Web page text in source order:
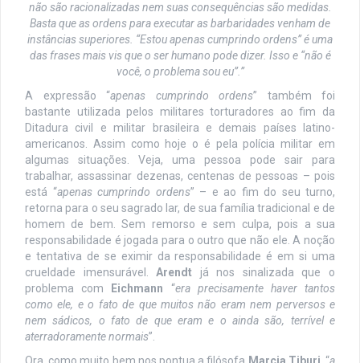
não são racionalizadas nem suas consequências são medidas.
Basta que as ordens para executar as barbaridades venham de
instâncias superiores. “Estou apenas cumprindo ordens” é uma
das frases mais vis que o ser humano pode dizer. Isso e “não é
você, o problema sou eu”.”
A expressão “apenas cumprindo ordens” também foi
bastante utilizada pelos militares torturadores ao fim da
Ditadura civil e militar brasileira e demais países latino-
americanos. Assim como hoje o é pela polícia militar em
algumas situações. Veja, uma pessoa pode sair para
trabalhar, assassinar dezenas, centenas de pessoas – pois
está “apenas cumprindo ordens” – e ao fim do seu turno,
retorna para o seu sagrado lar, de sua família tradicional e de
homem de bem. Sem remorso e sem culpa, pois a sua
responsabilidade é jogada para o outro que não ele. A noção
e tentativa de se eximir da responsabilidade é em si uma
crueldade imensurável.Arendt já nos sinalizada que o
problema com
Eichmann “era precisamente haver tantos
como ele, e o fato de que muitos não eram nem perversos e
nem sádicos, o fato de que eram e o ainda são, terrível e
aterradoramente normais”.